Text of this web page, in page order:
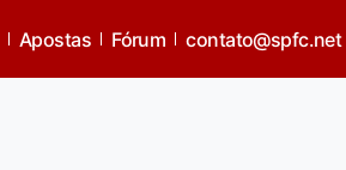
Apostas Fórum contato@spfc.net